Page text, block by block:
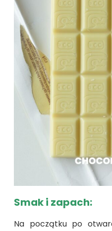
Smak i zapach:
Na początku po